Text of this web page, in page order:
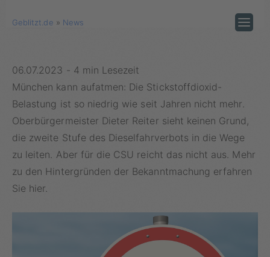
Geblitzt.de » News
06.07.2023 - 4 min Lesezeit
München kann aufatmen: Die Stickstoffdioxid-
Belastung ist so niedrig wie seit Jahren nicht mehr.
Oberbürgermeister Dieter Reiter sieht keinen Grund,
die zweite Stufe des Dieselfahrverbots in die Wege
zu leiten. Aber für die CSU reicht das nicht aus. Mehr
zu den Hintergründen der Bekanntmachung erfahren
Sie hier.